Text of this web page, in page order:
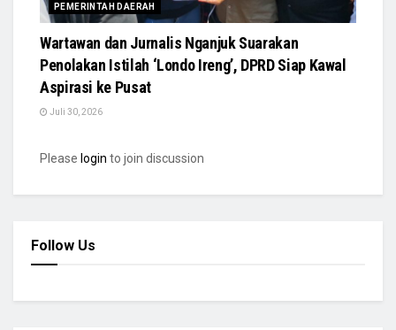
PEMERINTAH DAERAH
Wartawan dan Jurnalis Nganjuk Suarakan
Penolakan Istilah ‘Londo Ireng’, DPRD Siap Kawal
Aspirasi ke Pusat
Juli 30, 2026
Please login to join discussion
Follow Us